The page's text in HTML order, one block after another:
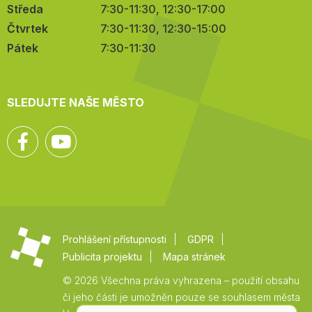
Středa
7:30-11:30, 12:30-17:00
Čtvrtek
7:30-11:30, 12:30-15:00
Pátek
7:30-11:30
SLEDUJTE NAŠE MĚSTO
Facebook
Prohlášení přístupnosti
GDPR
Publicita projektu
Mapa stránek
© 2026 Všechna práva vyhrazena – použití obsahu
či jeho části je umožněn pouze se souhlasem města